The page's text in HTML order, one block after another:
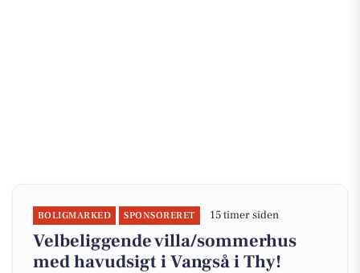
BOLIGMARKED SPONSORERET 15 timer siden
Velbeliggende villa/sommerhus
med havudsigt i Vangså i Thy!